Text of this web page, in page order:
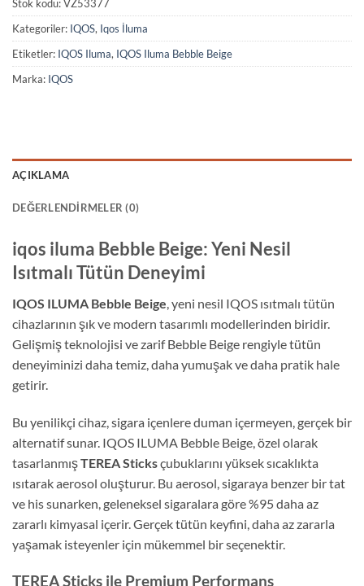
Stok kodu:VZ53377
Kategoriler: IQOS, Iqos İluma
Etiketler: IQOS Iluma, IQOS Iluma Bebble Beige
Marka: IQOS
AÇIKLAMA
DEĞERLENDIRMELER (0)
iqos iluma Bebble Beige: Yeni Nesil
Isıtmalı Tütün Deneyimi
IQOS ILUMA Bebble Beige, yeni nesil IQOS ısıtmalı tütün
cihazlarının şık ve modern tasarımlı modellerinden biridir.
Gelişmiş teknolojisi ve zarif Bebble Beige rengiyle tütün
deneyiminizi daha temiz, daha yumuşak ve daha pratik hale
getirir.
Bu yenilikçi cihaz, sigara içenlere duman içermeyen, gerçek bir
alternatif sunar. IQOS ILUMA Bebble Beige, özel olarak
tasarlanmışTEREA Sticksçubuklarını yüksek sıcaklıkta
ısıtarak aerosol oluşturur. Bu aerosol, sigaraya benzer bir tat
ve his sunarken, geleneksel sigaralara göre %95 daha az
zararlı kimyasal içerir. Gerçek tütün keyfini, daha az zararla
yaşamak isteyenler için mükemmel bir seçenektir.
TEREA Sticks ile Premium Performans